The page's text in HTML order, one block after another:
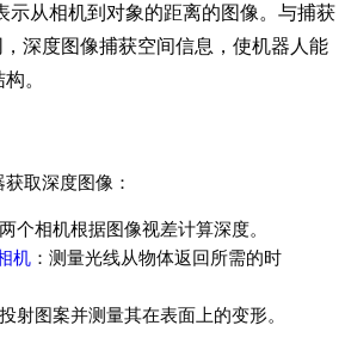
示从相机到对象的距离的图像。与捕获
深度图像捕获空间信息，使机器人能
。
取深度图像：
个相机根据图像视差计算深度。
机 ：测量光线从物体返回所需的时
投射图案并测量其在表面上的变形。